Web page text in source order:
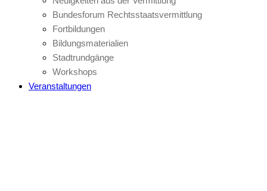
Bundesforum Rechtsstaatsvermittlung
Fortbildungen
Bildungsmaterialien
Stadtrundgänge
Workshops
Veranstaltungen